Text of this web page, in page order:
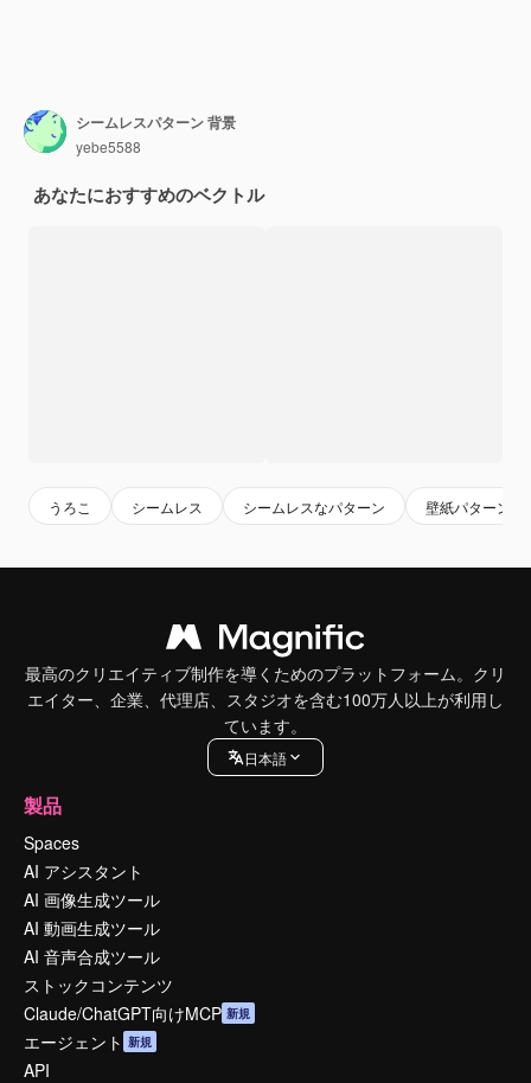
シームレスパターン 背景
yebe5588
あなたにおすすめのベクトル
うろこ シームレス シームレスなパターン 壁紙パターン
最高のクリエイティブ制作を導くためのプラットフォーム。クリ
エイター、企業、代理店、スタジオを含む100万人以上が利用し
ています。
日本語
製品
Spaces
AI アシスタント
AI 画像生成ツール
AI 動画生成ツール
AI 音声合成ツール
ストックコンテンツ
Claude/ChatGPT向けMCP 新規
エージェント 新規
API